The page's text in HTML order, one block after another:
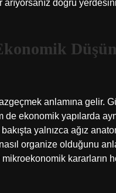
doğru
anlamına gelir.
ekonomik yapılarda
yalnızca ağız
organize olduğunu
kararların